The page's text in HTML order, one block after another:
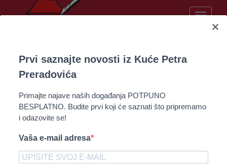
Toggle
Tko je zapravo Petar
Preradović?
Previous
×
Prvi saznajte novosti iz Kuće Petra
Preradovića
Primajte najave naših događanja POTPUNO
BESPLATNO. Budite prvi koji će saznati što pripremamo
i odazovite se!
Vaša e-mail adresa